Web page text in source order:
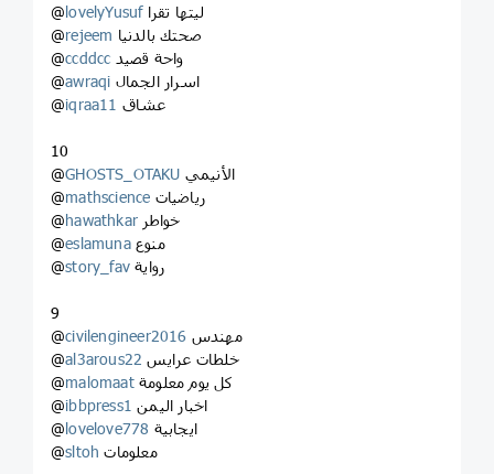
@lovelyYusuf ليتها تقرا
@rejeem صحتك بالدنيا
@ccddcc واحة قصيد
@awraqi اسرار الجمال
@iqraa11 عشاق
10
@GHOSTS_OTAKU الأنيمي
@mathscience رياضيات
@hawathkar خواطر
@eslamuna منوع
@story_fav رواية
9
@civilengineer2016 مهندس
@al3arous22 خلطات عرايس
@malomaat كل يوم معلومة
@ibbpress1 اخبار اليمن
@lovelove778 ايجابية
@sltoh معلومات